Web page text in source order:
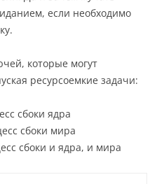
если необходимо
которые могут
ресурсоемкие задачи:
сбоки ядра
сбоки мира
сбоки и ядра, и мира